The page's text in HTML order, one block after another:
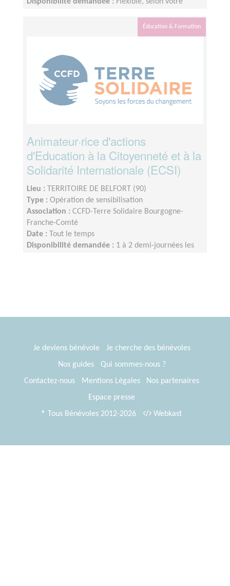
Éducation & Formation
Animateur·rice d'actions
d'Education à la Citoyenneté et à la
Solidarité Internationale (ECSI)
Lieu :
TERRITOIRE DE BELFORT (90)
Type : Opération de sensibilisation
Association : CCFD-Terre Solidaire Bourgogne-
Franche-Comté
Date :
Tout le temps
Disponibilité demandée : 1 à 2 demi-journées les
Je deviens bénévole
Je cherche des bénévoles
Nos guides
Qui sommes-nous ?
Contactez-nous
Mentions Légales
Nos partenaires
Espace presse
® Tous Bénévoles 2012-2026
Webkast